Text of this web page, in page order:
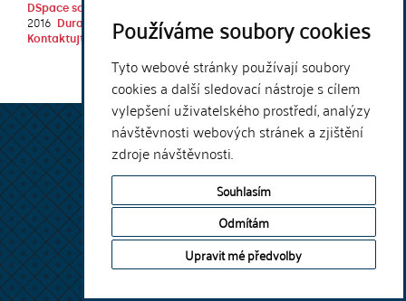
Používáme soubory cookies
Tyto webové stránky používají soubory
cookies a další sledovací nástroje s cílem
vylepšení uživatelského prostředí, analýzy
návštěvnosti webových stránek a zjištění
zdroje návštěvnosti.
Souhlasím
Odmítám
Upravit mé předvolby
DSpace software
2016
DuraSpace
Kontaktujte nás | Vyjádření názoru